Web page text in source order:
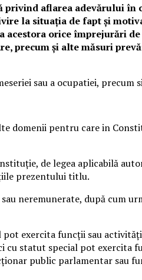
aflarea adevărului
la situația de fapt și
orice împrejurări
precum și alte măsuri
sau a ocupatiei, precum
domenii pentru care in
de legea aplicabilă
prezentului titlu.
neremunerate, după cum
exercita funcții sau
statut special pot exercita
public parlamentar sau